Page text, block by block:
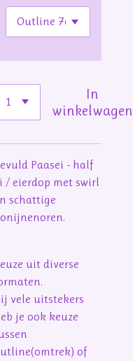
In
winkelwagen
Paasei - half
/ eierdop met swirl
schattige
uit diverse
vele uitstekers
je ook keuze
of